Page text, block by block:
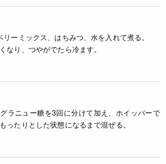
リーミックス、はちみつ、水を入れて煮る。
なり、つやがでたら冷ます。
ラニュー糖を3回に分けて加え、ホイッパーで
ったりとした状態になるまで混ぜる。